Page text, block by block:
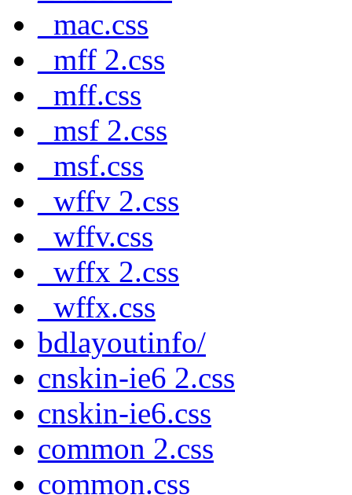
_mac.css
_mff 2.css
_mff.css
_msf 2.css
_msf.css
_wffv 2.css
_wffv.css
_wffx 2.css
_wffx.css
bdlayoutinfo/
cnskin-ie6 2.css
cnskin-ie6.css
common 2.css
common.css